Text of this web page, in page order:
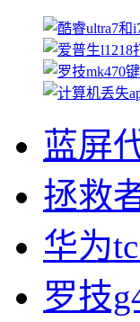
蓝屏
拯救
华为
罗技